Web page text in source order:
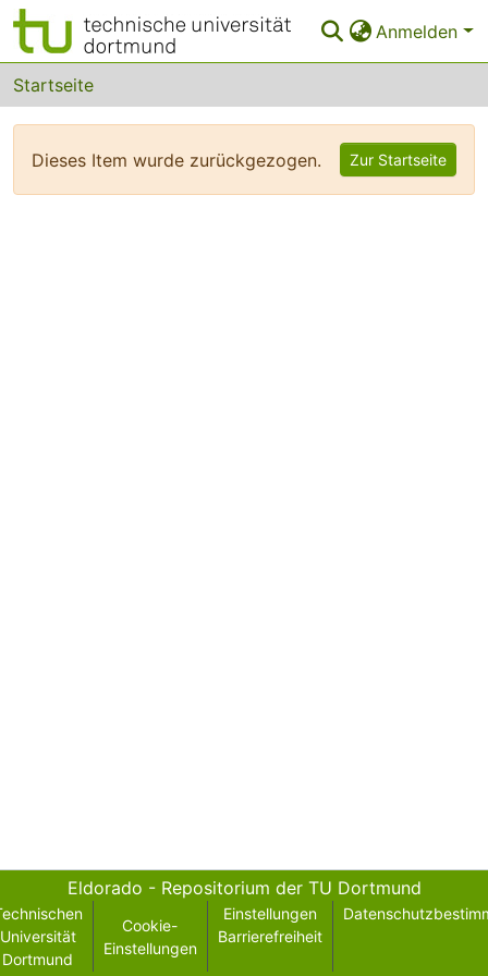
Anmelden
Bereiche & Sammlungen
Das gesamte Repositorium
FAQ
Startseite
Dieses Item wurde zurückgezogen. Zur Startseite
Eldorado - Repositorium der TU Dortmund
Universität
Dortmund
Cookie-
Einstellungen
Einstellungen
Barrierefreiheit